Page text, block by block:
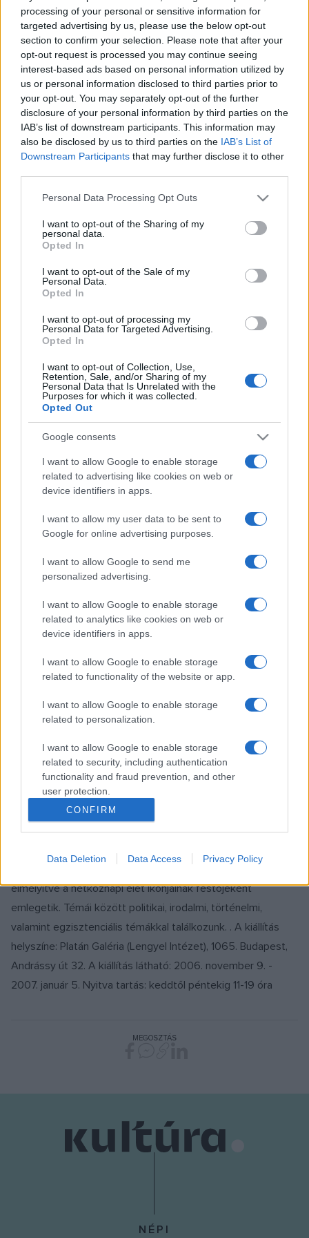
processing of your personal or sensitive information for
targeted advertising by us, please use the below opt-out
section to confirm your selection. Please note that after your
opt-out request is processed you may continue seeing
interest-based ads based on personal information utilized by
us or personal information disclosed to third parties prior to
your opt-out. You may separately opt-out of the further
disclosure of your personal information by third parties on the
IAB’s list of downstream participants. This information may
also be disclosed by us to third parties on the IAB’s List of
Downstream Participants that may further disclose it to other
Please note that this website/app uses one or more Google
not limited to your visit or usage behaviour. You may click to
grant or deny consent to Google and its third-party tags to
use your data for below specified purposes in below Google
consent section.
Personal Data Processing Opt Outs
I want to opt-out of the Sharing of my
personal data.
Opted In
I want to opt-out of the Sale of my
Personal Data.
Opted In
I want to opt-out of processing my
Personal Data for Targeted Advertising.
Opted In
I want to opt-out of Collection, Use,
Retention, Sale, and/or Sharing of my
Personal Data that Is Unrelated with the
Purposes for which it was collected.
Opted Out
Google consents
I want to allow Google to enable storage
related to advertising like cookies on web or
device identifiers in apps.
I want to allow my user data to be sent to
Google for online advertising purposes.
I want to allow Google to send me
personalized advertising.
I want to allow Google to enable storage
related to analytics like cookies on web or
device identifiers in apps.
I want to allow Google to enable storage
related to functionality of the website or app.
I want to allow Google to enable storage
related to personalization.
I want to allow Google to enable storage
related to security, including authentication
functionality and fraud prevention, and other
user protection.
CONFIRM
Data Deletion Data Access Privacy Policy
meg a képpel, ezzel a mozdulatlan és síkbeli festészeti
alkotással való találkozásunk során. Tárgy-képeit
perspektivikus deformációknak veti alá, reális térben helyezi
el őket, próbára téve festői illuzórikusságukat.
Kísérletezéseiben meghatározó jelentőségű a zenéhez,
különösen Bach zenéjéhez való viszonya, amely mintha az
időben létező tökéletes arányok megtapasztalásának
forrását jelentené számára. Diplomafilmjének készítése
során Pawe Kwiatkowski a zenei alkotás struktúrájának
vizuális megfelelőjét kereste. Igor Przybylski fáradhatatlanul,
eszközöket: vonatokat, autókat, autóbuszokat. Nem csupán
inspirációt jelent a gyerekkorból megőrzött kisfiús
szenvedély finom és kifinomult színvilágú képeihez.
Látszólag hűvös és tárgyilagos fotódokumentációiban a
formákká változnak. Én magam, részben kényszerűségből
és kíváncsiságból úgy határoztam, hogy ezen a kiállításon
olyan rajzaimat mutatom be, amelyek, ha emlékezetem nem
csal, a nyolcvanas évek vége felé készültek - meséli tovább
Modzelewski. A rajz számomra mindig jó alkalom volt arra,
hogy kipróbáljak bizonyos elképzeléseket, amelyeket nem
tudtam vagy nem akartam festményben megformálni. Ilyen
értelemben számomra a rajz legalább annyira kockázatos,
mint amennyire könnyelmű vállalkozás. Remélem, hogy ez a
nem az lesz a sorsa, mint a rosszul sikerült ételé, amelyet
kóbor macskának dobnak ki. A főszervező Jaroslaw
Modzelewski a Varsói Szépművészeti Akadémián végezte
tanulmányait Stefan Gierowski professzornál. Jelenleg ő
maga is ennek a tanintézetnek a professzora, ahol
festészeti műhelyt vezet. Ryszard Grzybbel, Pawe
Kowalewskivel, Wodzimierz Pawlakkal, Ryszard Woniakkal és
Marek Sobczykkal közösen alkották a legendás hírű Gruppa
nevű csoportosulást. Részt vett a 80-as évek e
legjelentősebb csoportjának összes kiállításán, a Gruppa
működésének 1992-es végéig. Számos díjat kapott, többek
2004-ben. Állandó kapcsolatban áll a Galeria Zderzakkal. Az
alkotó a figurális festészet egyik legkiválóbb lengyelországi
képviselője. Sajátos, első pillantásra felismerhető stílust
alakított ki, amelyet egyfelől a Stefan Gierowski műhelyéből
hozott tiszta festészeti iskola, másfelől Andrzej Wróblewski
szuggesztív alakformálása inspirált. Modzelewski
elmélyítve a hétköznapi élet ikonjainak festőjeként
emlegetik. Témái között politikai, irodalmi, történelmi,
valamint egzisztenciális témákkal találkozunk. . A kiállítás
helyszíne: Platán Galéria (Lengyel Intézet), 1065. Budapest,
Andrássy út 32. A kiállítás látható: 2006. november 9. -
2007. január 5. Nyitva tartás: keddtől péntekig 11-19 óra
MEGOSZTÁS
NÉPI